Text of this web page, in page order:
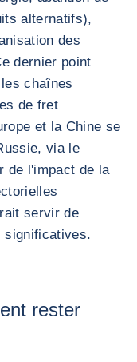
alternatifs),
des
dernier point
chaînes
de fret
et la Chine se
via le
de l'impact de la
servir de
significatives.
rester